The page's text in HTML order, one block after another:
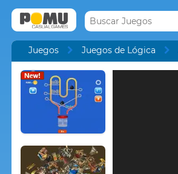
Juegos Juegos de Lógica